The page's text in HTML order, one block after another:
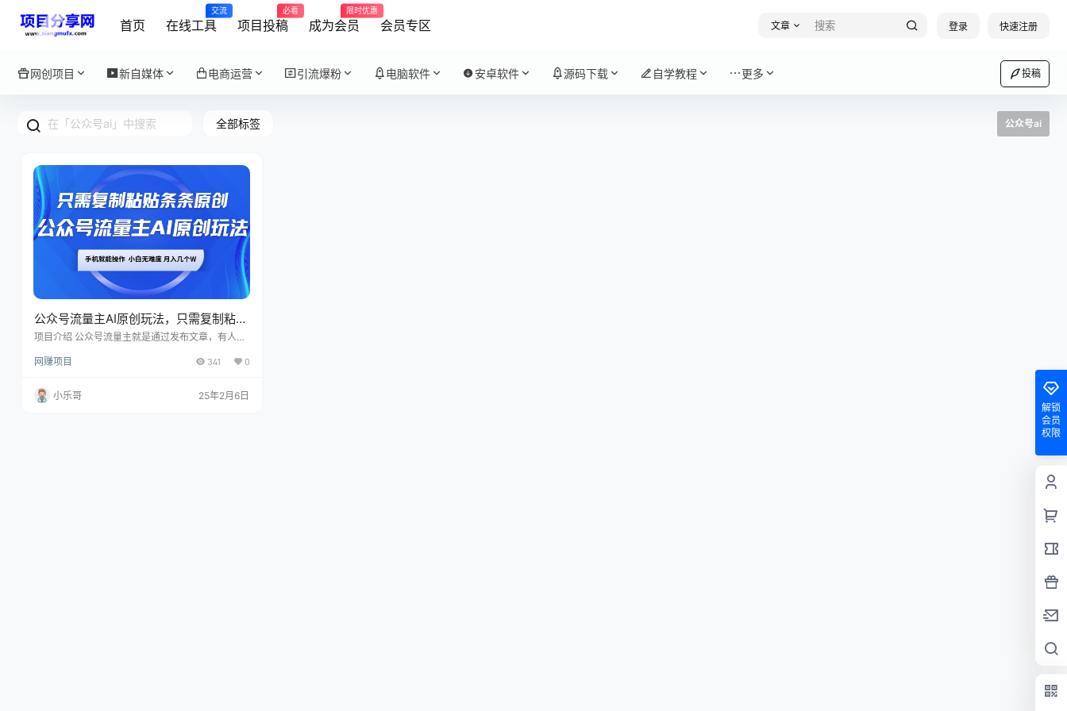
首页 在线工具
交流
项目投稿
必看
成为会员
限时优惠
会员专区 文章 登录 快速注册
网创项目 新自媒体 电商运营 引流爆粉 电脑软件 安卓软件 源码下载 自学教程 更多 投稿
全部标签 公众号ai
公众号流量主AI原创玩法，只需复制粘贴
条条原创，一部手机可操作，小白无难
项目介绍 公众号流量主就是通过发布文章，有人看
种是每天辛苦写原创文章，依赖运气。 另一种是使
创度不够。经过我们团队几个月的测试，研究出一
套独特创作方案，属于高度原创的文章，质量非常
网赚项目 341 0
小乐哥
25年2月6日
解锁
会员
权限